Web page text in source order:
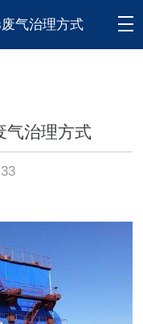
气治理方式
气治理方式